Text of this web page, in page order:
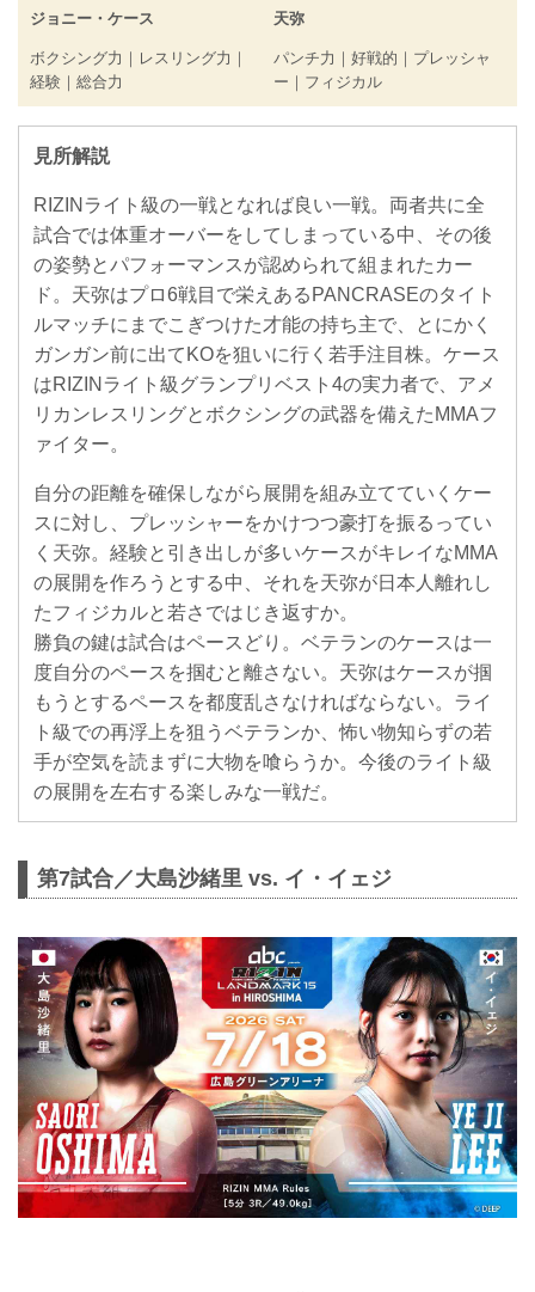
ジョニー・ケース
ボクシング力｜レスリング力｜
経験｜総合力
天弥
パンチ力｜好戦的｜プレッシャ
ー｜フィジカル
見所解説
RIZINライト級の一戦となれば良い一戦。両者共に全
試合では体重オーバーをしてしまっている中、その後
の姿勢とパフォーマンスが認められて組まれたカー
ド。天弥はプロ6戦目で栄えあるPANCRASEのタイト
ルマッチにまでこぎつけた才能の持ち主で、とにかく
ガンガン前に出てKOを狙いに行く若手注目株。ケース
はRIZINライト級グランプリベスト4の実力者で、アメ
リカンレスリングとボクシングの武器を備えたMMAフ
ァイター。
自分の距離を確保しながら展開を組み立てていくケー
スに対し、プレッシャーをかけつつ豪打を振るってい
く天弥。経験と引き出しが多いケースがキレイなMMA
の展開を作ろうとする中、それを天弥が日本人離れし
たフィジカルと若さではじき返すか。
勝負の鍵は試合はペースどり。ベテランのケースは一
度自分のペースを掴むと離さない。天弥はケースが掴
もうとするペースを都度乱さなければならない。ライ
ト級での再浮上を狙うベテランか、怖い物知らずの若
手が空気を読まずに大物を喰らうか。今後のライト級
の展開を左右する楽しみな一戦だ。
第7試合／大島沙緒里 vs. イ・イェジ